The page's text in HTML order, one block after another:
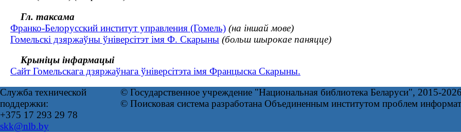
Гл. таксама
Франко-Белорусский институт управления (Гомель) (на іншай мове)
Гомельскі дзяржаўны ўніверсітэт імя Ф. Скарыны (больш шырокае паняцце)
Крыніцы інфармацыі
Сайт Гомельскага дзяржаўнага ўніверсітэта імя Францыска Скарыны.
Служба технической
поддержки:
+375 17 293 29 78
skk@nlb.by
© Государственное учреждение "Национальная библиотека Беларуси", 2015-2026
© Поисковая система разработана Объединенным институтом проблем